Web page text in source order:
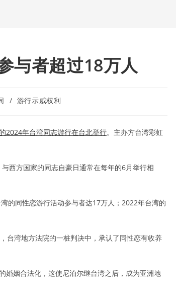
与者超过18万人
/ 游行示威权利
2024年台湾同志游行在台北举行。主办方台湾彩虹
与西方国家的同志自豪日通常在每年的6月举行相
的同性恋游行活动参与者达17万人；2022年台湾的
台湾地方法院的一桩判决中，承认了同性恋有收养
婚姻合法化，这使尼泊尔继台湾之后，成为亚洲地